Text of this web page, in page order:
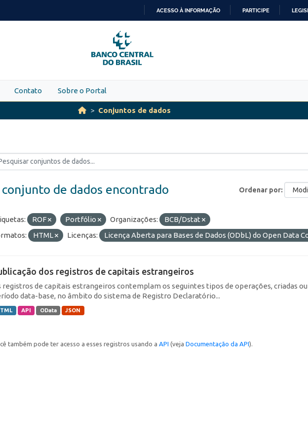
PARA
O
CONTEÚDO
ACESSO À INFORMAÇÃO PARTICIPE
Contato Sobre o Portal
Conjuntos de dados
Ordenar por
conjunto de dados encontrado
ROF Portfólio Organizações:
BCB/Dstat
HTML Licenças: Licença Aberta para Bases de Dados (ODbL) do Open Data
dos registros de capitais estrangeiros
registros de capitais estrangeiros contemplam os seguintes tipos de operações, criadas
data-base, no âmbito do sistema de Registro Declaratório...
API OData JSON
também pode ter acesso a esses registros usando a API (veja Documentação da API).